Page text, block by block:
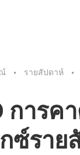
รายสัปดาห์
การค
ซ์ราย